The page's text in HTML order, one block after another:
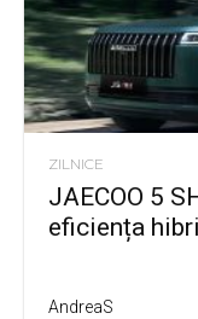
ZILNICE
JAECOO 5
eficiența
AndreaS